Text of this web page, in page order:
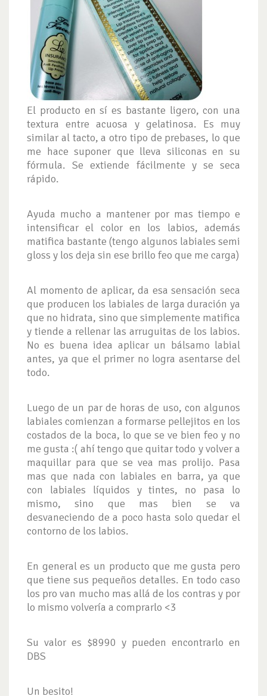
El producto en sí es bastante ligero, con una
textura entre acuosa y gelatinosa. Es muy
similar al tacto, a otro tipo de prebases, lo que
me hace suponer que lleva siliconas en su
fórmula. Se extiende fácilmente y se seca
rápido.
Ayuda mucho a mantener por mas tiempo e
intensificar el color en los labios, además
matifica bastante (tengo algunos labiales semi
gloss y los deja sin ese brillo feo que me carga)
Al momento de aplicar, da esa sensación seca
que producen los labiales de larga duración ya
que no hidrata, sino que simplemente matifica
y tiende a rellenar las arruguitas de los labios.
No es buena idea aplicar un bálsamo labial
antes, ya que el primer no logra asentarse del
todo.
Luego de un par de horas de uso, con algunos
labiales comienzan a formarse pellejitos en los
costados de la boca, lo que se ve bien feo y no
me gusta :( ahí tengo que quitar todo y volver a
maquillar para que se vea mas prolijo. Pasa
mas que nada con labiales en barra, ya que
con labiales líquidos y tintes, no pasa lo
mismo, sino que mas bien se va
desvaneciendo de a poco hasta solo quedar el
contorno de los labios.
En general es un producto que me gusta pero
que tiene sus pequeños detalles. En todo caso
los pro van mucho mas allá de los contras y por
lo mismo volvería a comprarlo <3
Su valor es $8990 y pueden encontrarlo en
DBS
Un besito!